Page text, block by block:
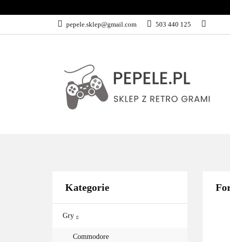
pepele.sklep@gmail.com 503 440 125
GRY
Kategorie
Gry
Commodore